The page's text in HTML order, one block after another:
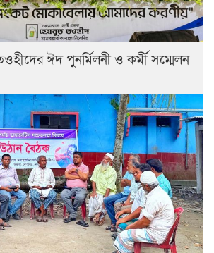
ঈদ পুনর্মিলনী ও কর্মী সম্মেলন